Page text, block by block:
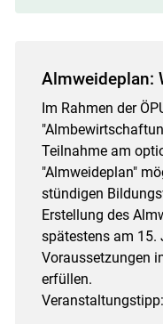
Almweideplan:
Im Rahmen der
Teilnahme am
"Almweideplan"
stündigen
Erstellung des
spätestens am 15.
Voraussetzungen
erfüllen.
Veranstaltungstipp: